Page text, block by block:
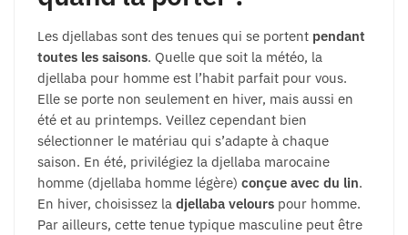
Les djellabas sont des tenues qui se portent pendant
toutes les saisons. Quelle que soit la météo, la
djellaba pour homme est l’habit parfait pour vous.
Elle se porte non seulement en hiver, mais aussi en
été et au printemps. Veillez cependant bien
sélectionner le matériau qui s’adapte à chaque
saison. En été, privilégiez la djellaba marocaine
homme (djellaba homme légère) conçue avec du lin.
En hiver, choisissez la djellaba velours pour homme.
Par ailleurs, cette tenue typique masculine peut être